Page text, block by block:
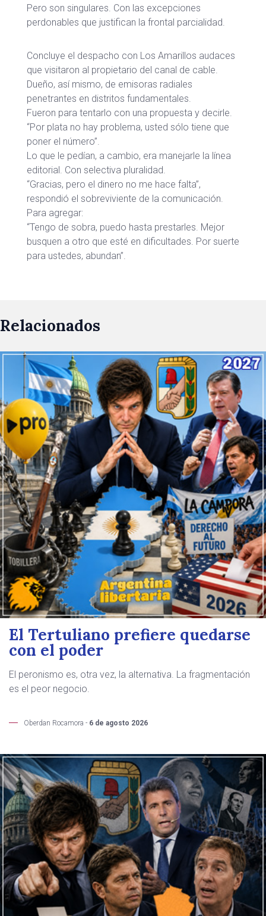
Pero son singulares. Con las excepciones
perdonables que justifican la frontal parcialidad.
Concluye el despacho con Los Amarillos audaces
que visitaron al propietario del canal de cable.
Dueño, así mismo, de emisoras radiales
penetrantes en distritos fundamentales.
Fueron para tentarlo con una propuesta y decirle.
“Por plata no hay problema, usted sólo tiene que
poner el número”.
Lo que le pedían, a cambio, era manejarle la línea
editorial. Con selectiva pluralidad.
“Gracias, pero el dinero no me hace falta”,
respondió el sobreviviente de la comunicación.
Para agregar:
“Tengo de sobra, puedo hasta prestarles. Mejor
busquen a otro que esté en dificultades. Por suerte
para ustedes, abundan”.
Relacionados
El Tertuliano prefiere quedarse
con el poder
El peronismo es, otra vez, la alternativa. La fragmentación
es el peor negocio.
Oberdan Rocamora - 6 de agosto 2026